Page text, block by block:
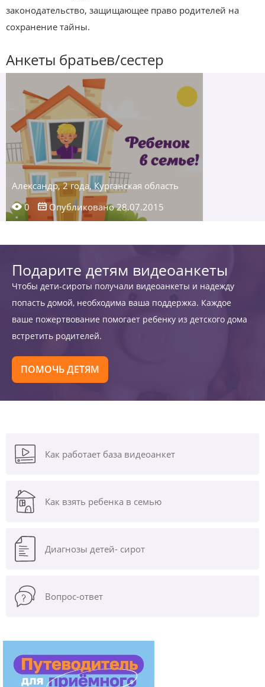
законодательство, защищающее право родителей на
сохранение тайны.
Анкеты братьев/сестер
Александр, 2 года, Курганская область
0
Опубликовано 28.07.2015
Подарите детям видеоанкеты
Чтобы дети-сироты получали видеоанкеты и надежду
попасть домой, необходима ваша поддержка. Каждое
ваше пожертвование помогает ребенку из детского дома
встретить родителей.
ПОМОЧЬ ДЕТЯМ
Как работает база видеоанкет
Как взять ребенка в семью
Диагнозы детей- сирот
Вопрос-ответ